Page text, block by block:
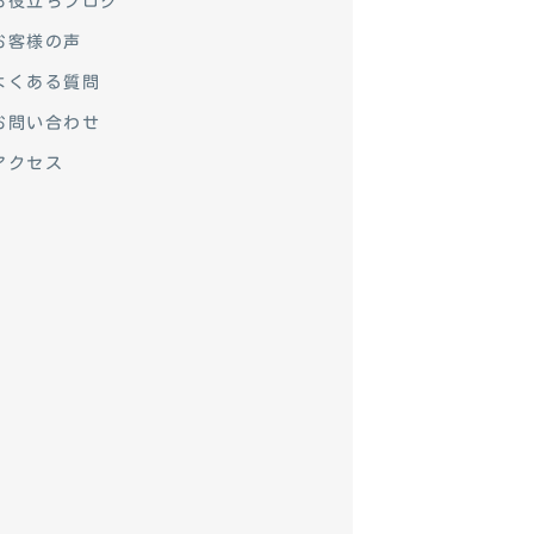
客様の声
くある質問
問い合わせ
クセス